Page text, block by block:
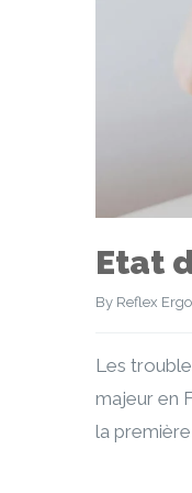
Etat
By Reflex Ergo
Les
majeur en
la